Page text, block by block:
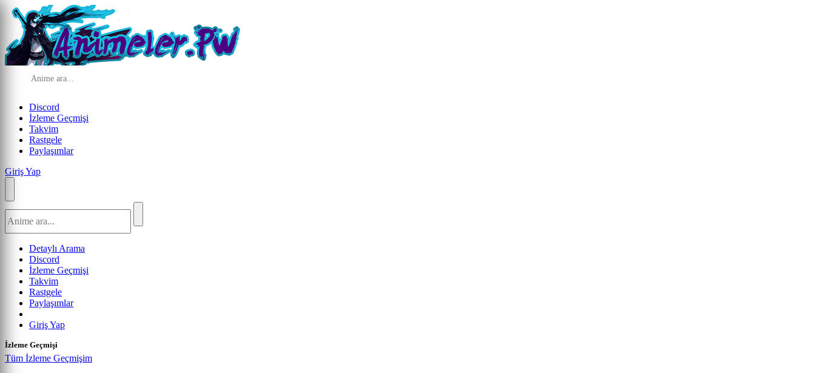
Discord
İzleme Geçmişi
Takvim
Rastgele
Paylaşımlar
Giriş Yap
Detaylı Arama
Discord
İzleme Geçmişi
Takvim
Rastgele
Paylaşımlar
Giriş Yap
İzleme Geçmişi
Tüm İzleme Geçmişim